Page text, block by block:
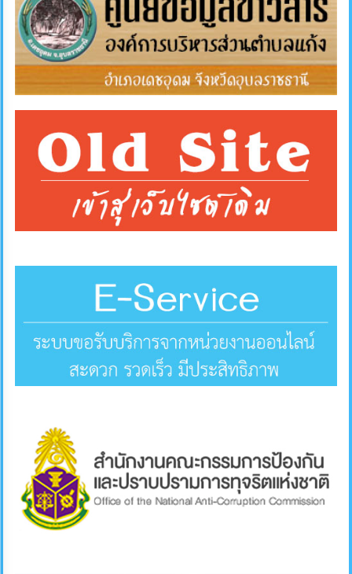
การ
เงิน
การ
คลัง
ป้องกัน
การ
การ
ป้องกัน
การ
ภายใน
ป้องกัน
การ
ทุจริต